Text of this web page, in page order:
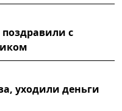
с
уходили деньги